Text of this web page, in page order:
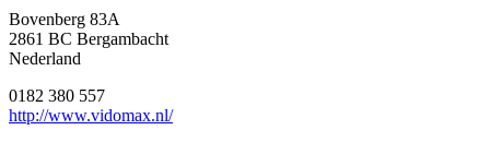
Bovenberg 83A
2861 BC Bergambacht
Nederland
0182 380 557
http://www.vidomax.nl/